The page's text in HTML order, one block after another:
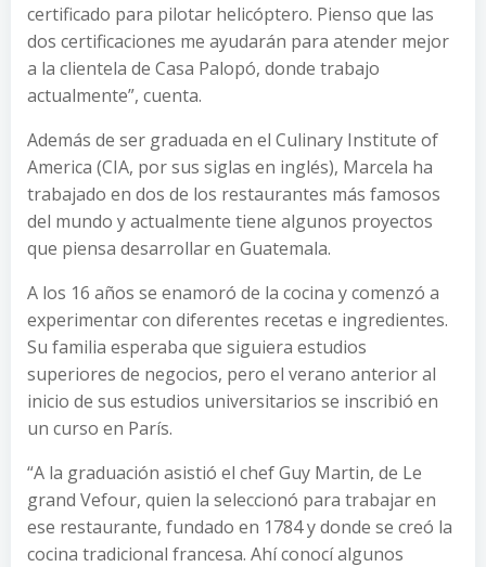
certificado para pilotar helicóptero. Pienso que las
dos certificaciones me ayudarán para atender mejor
a la clientela de Casa Palopó, donde trabajo
actualmente”, cuenta.
Además de ser graduada en el Culinary Institute of
America (CIA, por sus siglas en inglés), Marcela ha
trabajado en dos de los restaurantes más famosos
del mundo y actualmente tiene algunos proyectos
que piensa desarrollar en Guatemala.
A los 16 años se enamoró de la cocina y comenzó a
experimentar con diferentes recetas e ingredientes.
Su familia esperaba que siguiera estudios
superiores de negocios, pero el verano anterior al
inicio de sus estudios universitarios se inscribió en
un curso en París.
“A la graduación asistió el chef Guy Martin, de Le
grand Vefour, quien la seleccionó para trabajar en
ese restaurante, fundado en 1784 y donde se creó la
cocina tradicional francesa. Ahí conocí algunos